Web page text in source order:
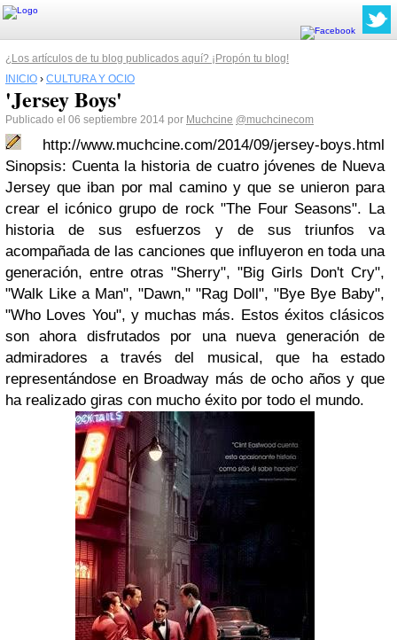
¿Los artículos de tu blog publicados aquí? ¡Propón tu blog!
INICIO › CULTURA Y OCIO
'Jersey Boys'
Publicado el 06 septiembre 2014 por Muchcine @muchcinecom
http://www.muchcine.com/2014/09/jersey-boys.html
Sinopsis: Cuenta la historia de cuatro jóvenes de Nueva
Jersey que iban por mal camino y que se unieron para
crear el icónico grupo de rock "The Four Seasons". La
historia de sus esfuerzos y de sus triunfos va
acompañada de las canciones que influyeron en toda una
generación, entre otras "Sherry", "Big Girls Don't Cry",
"Walk Like a Man", "Dawn," "Rag Doll", "Bye Bye Baby",
"Who Loves You", y muchas más. Estos éxitos clásicos
son ahora disfrutados por una nueva generación de
admiradores a través del musical, que ha estado
representándose en Broadway más de ocho años y que
ha realizado giras con mucho éxito por todo el mundo.